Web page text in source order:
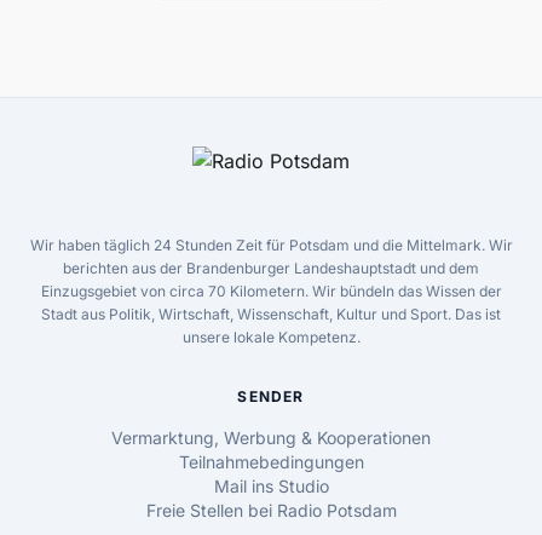
Wir haben täglich 24 Stunden Zeit für Potsdam und die Mittelmark. Wir
berichten aus der Brandenburger Landeshauptstadt und dem
Einzugsgebiet von circa 70 Kilometern. Wir bündeln das Wissen der
Stadt aus Politik, Wirtschaft, Wissenschaft, Kultur und Sport. Das ist
unsere lokale Kompetenz.
SENDER
Vermarktung, Werbung & Kooperationen
Teilnahmebedingungen
Mail ins Studio
Freie Stellen bei Radio Potsdam